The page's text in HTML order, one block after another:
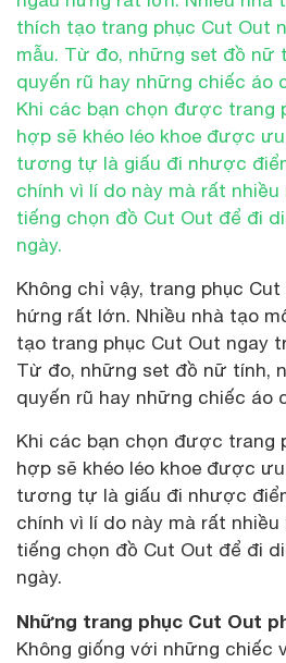
Không chỉ vậy, trang phục
hứng rất lớn. Nhiều nhà tạo
tạo trang phục Cut Out ngay
Từ đo, những set đồ nữ tính,
quyến rũ hay những chiếc áo
Khi các bạn chọn được trang
hợp sẽ khéo léo khoe được
tương tự là giấu đi nhược
chính vì lí do này mà rất
tiếng chọn đồ Cut Out để đi
ngày.
Những trang phục Cut Out
Không giống với những chiếc